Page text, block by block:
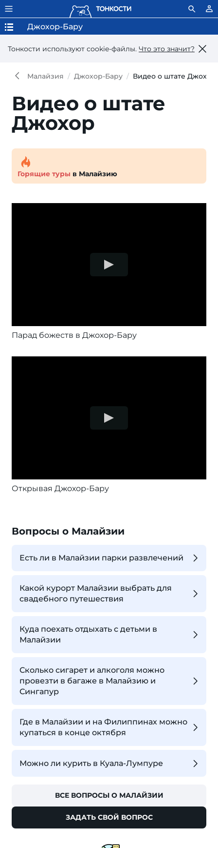
Тонкости используют сookie-файлы. Что это значит?
Джохор-Бару
Малайзия Джохор-Бару Видео о штате Джохор
Видео о штате
Джохор
Горящие туры в Малайзию
Парад божеств в Джохор-Бару
Открывая Джохор-Бару
Вопросы о Малайзии
Есть ли в Малайзии парки развлечений
Какой курорт Малайзии выбрать для
свадебного путешествия
Куда поехать отдыхать с детьми в
Малайзии
Сколько сигарет и алкоголя можно
провезти в багаже в Малайзию и
Сингапур
Где в Малайзии и на Филиппинах можно
купаться в конце октября
Можно ли курить в Куала-Лумпуре
ВСЕ ВОПРОСЫ О МАЛАЙЗИИ
ЗАДАТЬ СВОЙ ВОПРОС